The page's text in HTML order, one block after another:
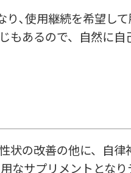
､使用継続を希望し
もあるので、自然に自
状の改善の他に、自律
なサプリメントとな